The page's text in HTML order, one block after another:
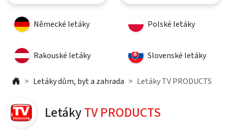
Německé letáky Polské letáky
Rakouské letáky Slovenské letáky
Letáky dům, byt a zahrada Letáky TV PRODUCTS
LetákyTV PRODUCTS